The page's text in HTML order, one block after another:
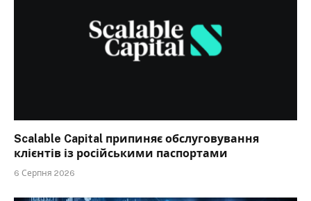
Scalable Capital припиняє обслуговування
клієнтів із російськими паспортами
6 Серпня 2026